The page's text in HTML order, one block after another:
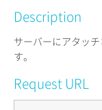
Pencil
サービス一覧
サポート
リリースノート
Description
サーバーにアタッ
す。
Request URL